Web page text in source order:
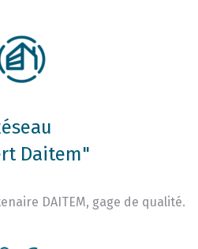
Daitem"
DAITEM, gage de qualité.